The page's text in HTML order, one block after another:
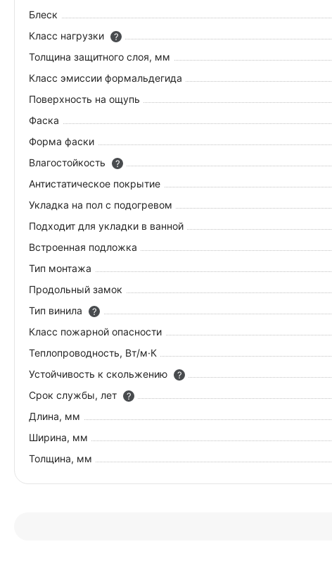
Блеск
Класс нагрузки
?
Толщина защитного слоя, мм
Класс эмиссии формальдегида
Поверхность на ощупь
Фаска
Форма фаски
Влагостойкость
?
Антистатическое покрытие
Укладка на пол c подогревом
Подходит для укладки в ванной
Встроенная подложка
Тип монтажа
Продольный замок
Тип винила
?
Класс пожарной опасности
Теплопроводность, Вт/м·К
Устойчивость к скольжению
?
Срок службы, лет
?
Длина, мм
Ширина, мм
Толщина, мм